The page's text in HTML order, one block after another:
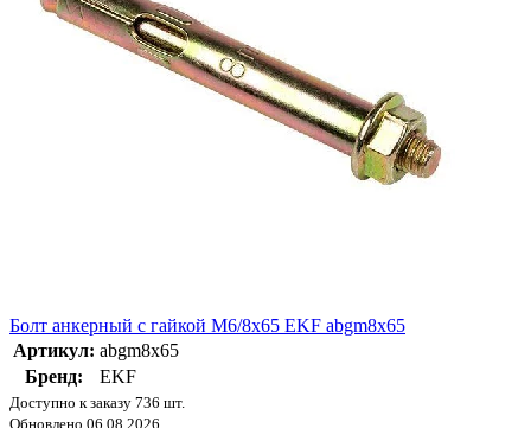
Болт анкерный с гайкой М6/8х65 EKF abgm8x65
Артикул: abgm8x65
Бренд:
EKF
Доступно к заказу 736 шт.
Обновлено 06.08.2026